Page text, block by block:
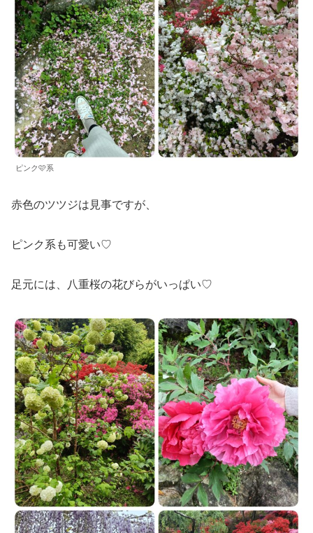
ピンク🩷系
赤色のツツジは見事ですが、
ピンク系も可愛い♡
足元には、八重桜の花びらがいっぱい♡